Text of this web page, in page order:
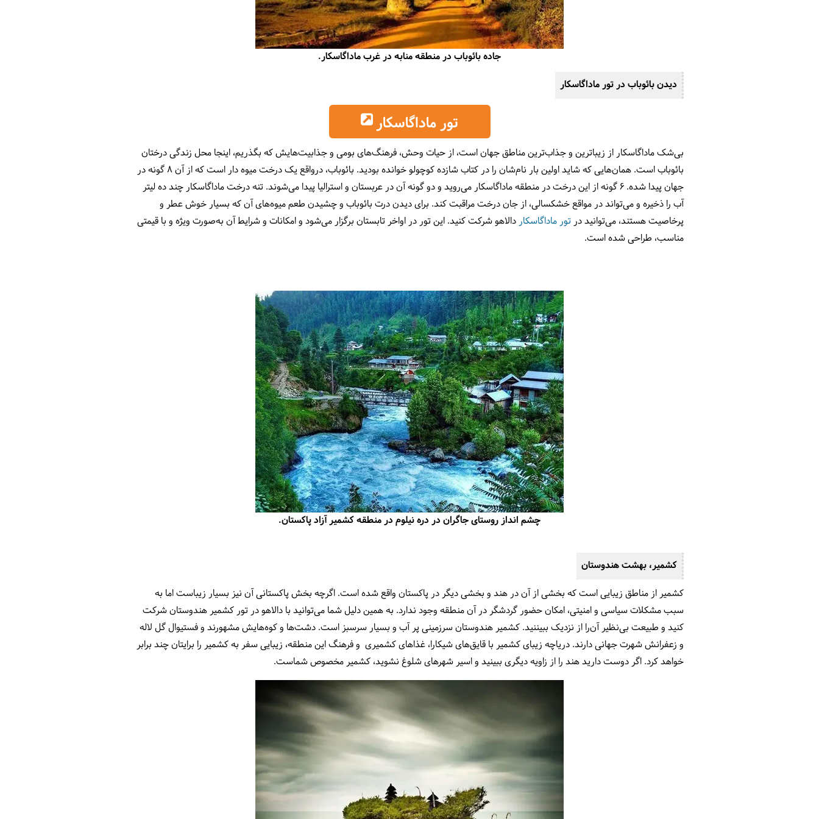
جاده بائوباب در منطقه منابه در غرب ماداگاسکار.
دیدن بائوباب در تور ماداگاسکار
تور ماداگاسکار
بی‌شک ماداگاسکار از زیباترین و جذاب‌ترین مناطق جهان است، از حیات وحش، فرهنگ‌های بومی و جذابیت‌هایش که بگذریم، اینجا محل زندگی درختان
بائوباب است. همان‌هایی که شاید اولین بار نام‌شان را در کتاب شازده کوچولو خوانده بودید. بائوباب، درواقع یک درخت میوه ‌دار است که از آن 8 گونه در
جهان پیدا شده. 6 گونه از این درخت در منطقه ماداگاسکار می‌روید و دو گونه آن در عربستان و استرالیا پیدا می‌شوند. تنه درخت ماداگاسکار چند ده لیتر
آب را ذخیره و می‌تواند در مواقع خشکسالی، از جان درخت مراقبت کند. برای دیدن درت بائوباب و چشیدن طعم میوه‌های آن که بسیار خوش عطر و
پرخاصیت هستند، می‌توانید درتور ماداگاسکاردالاهو شرکت کنید. این تور در اواخر تابستان برگزار می‌شود و امکانات و شرایط آن به‌صورت ویژه و با قیمتی
مناسب، طراحی شده است.
چشم انداز روستای جاگران در دره نیلوم در منطقه کشمیر آزاد پاکستان.
کشمیر، بهشت هندوستان
کشمیر از مناطق زیبایی است که بخشی از آن در هند و بخشی دیگر در پاکستان واقع شده است. اگرچه بخش پاکستانی آن نیز بسیار زیباست اما به
سبب مشکلات سیاسی و امنیتی، امکان حضور گردشگر در آن منطقه وجود ندارد. به همین دلیل شما می‌توانید با دالاهو در تور کشمیر هندوستان شرکت
کنید و طبیعت بی‌نظیر آن‌را از نزدیک ببیننید. کشمیر هندوستان سرزمینی پر آب و بسیار سرسبز است. دشت‌ها و کوه‌هایش مشهورند و فستیوال گل لاله
و زعفرانش شهرت جهانی دارند. دریاچه زیبای کشمیر با قایق‌های شیکارا، غذاهای کشمیری و فرهنگ این منطقه، زیبایی سفر به کشمیر را برایتان چند برابر
خواهد کرد. اگر دوست دارید هند را از زاویه دیگری ببینید و اسیر شهرهای شلوغ نشوید، کشمیر مخصوص شماست.